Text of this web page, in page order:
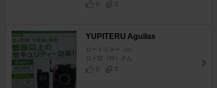
0
0
YUPITERU Aguilas
ロードスター [NB]
ロド狂（ｷﾁ）さん
0
0